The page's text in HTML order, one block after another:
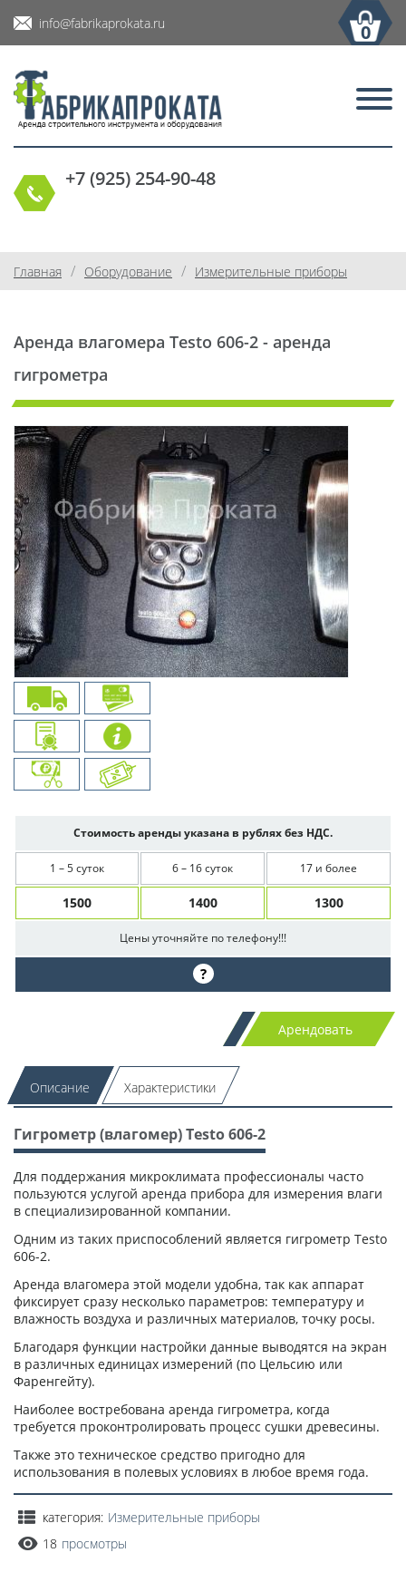
info@fabrikaprokata.ru 0
+7 (925) 254-90-48
Главная / Оборудование / Измерительные приборы
Аренда влагомера Testo 606-2 - аренда
гигрометра
Стоимость аренды указана в рублях без НДС.
1 – 5 суток 6 – 16 суток 17 и более
1500 1400 1300
Цены уточняйте по телефону!!!
?
Арендовать
Описание Характеристики
Гигрометр (влагомер) Testo 606-2
Для поддержания микроклимата профессионалы часто
пользуются услугой аренда прибора для измерения влаги
в специализированной компании.
Одним из таких приспособлений является гигрометр Testo
606-2.
Аренда влагомера этой модели удобна, так как аппарат
фиксирует сразу несколько параметров: температуру и
влажность воздуха и различных материалов, точку росы.
Благодаря функции настройки данные выводятся на экран
в различных единицах измерений (по Цельсию или
Фаренгейту).
Наиболее востребована аренда гигрометра, когда
требуется проконтролировать процесс сушки древесины.
Также это техническое средство пригодно для
использования в полевых условиях в любое время года.
категория: Измерительные приборы
18 просмотры